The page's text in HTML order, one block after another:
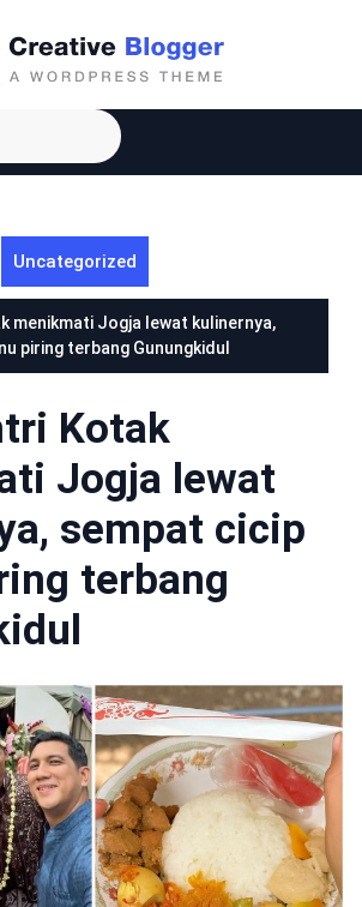
Uncategorized
menikmati Jogja lewat kulinernya,
piring terbang Gunungkidul
Kotak
Jogja lewat
sempat cicip
terbang